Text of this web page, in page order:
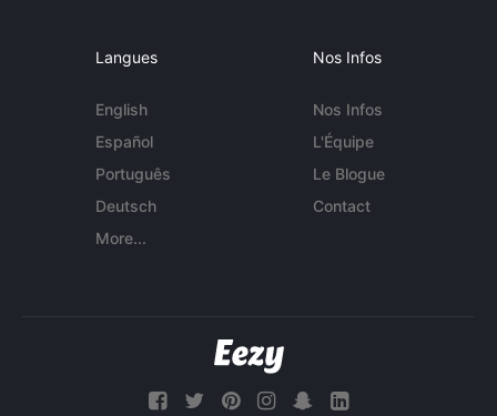
Langues
English
Español
Português
Deutsch
More...
Nos Infos
Nos Infos
L'Équipe
Le Blogue
Contact